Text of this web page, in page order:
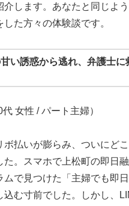
介します。あなたと同じよ
た方々の体験談です。
い誘惑から逃れ、弁護士に
代 女性 / パート主婦）
ボ払いが膨らみ、ついにど
た。スマホで上松町の即日
ムで見つけた「主婦でも即
込む寸前でした。しかし、